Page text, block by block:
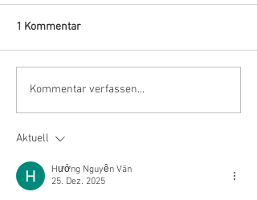
1 Kommentar
Kommentar verfassen...
Aktuell
Hưởng Nguyễn Văn
25. Dez. 2025